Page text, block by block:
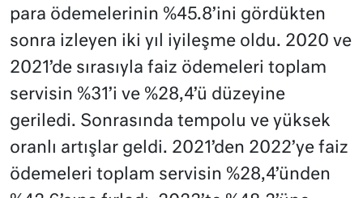
para ödemelerinin %45.8’ini gördükten
sonra izleyen iki yıl iyileşme oldu. 2020 ve
2021’de sırasıyla faiz ödemeleri toplam
servisin %31’i ve %28,4’ü düzeyine
geriledi. Sonrasında tempolu ve yüksek
oranlı artışlar geldi. 2021’den 2022’ye faiz
ödemeleri toplam servisin %28,4’ünden